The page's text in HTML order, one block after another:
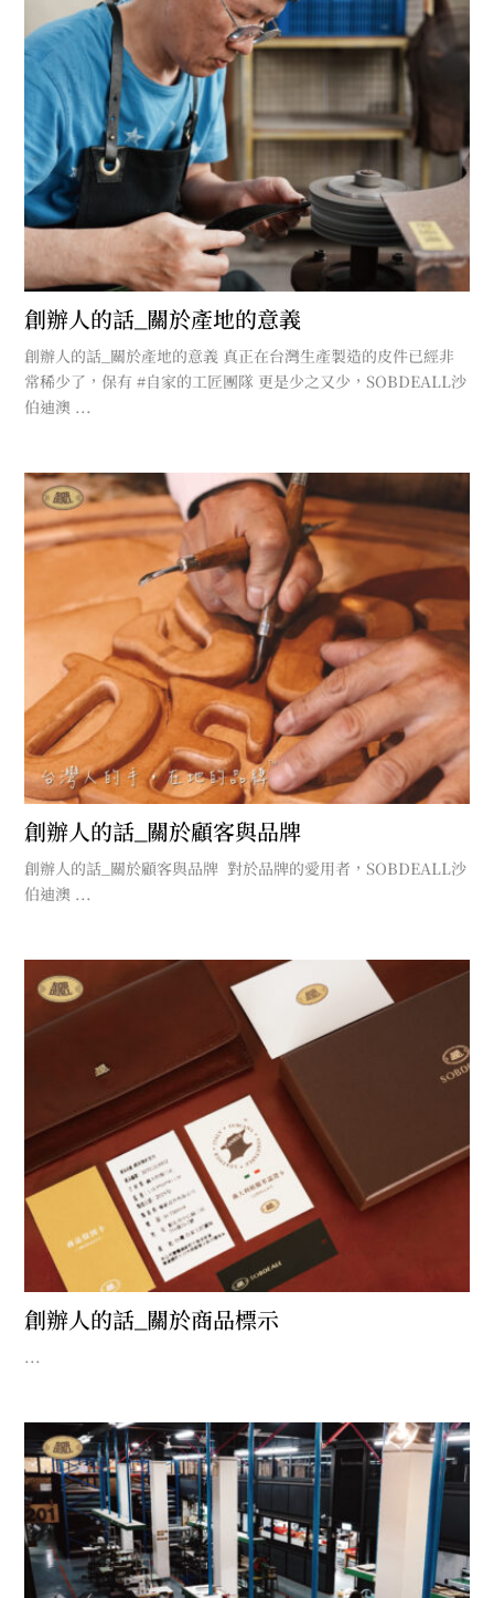
創辦人的話_關於產地的意義
創辦人的話_關於產地的意義 真正在台灣生產製造的皮件已經非
常稀少了，保有 #自家的工匠團隊 更是少之又少，SOBDEALL沙
伯迪澳 ...
創辦人的話_關於顧客與品牌
創辦人的話_關於顧客與品牌 對於品牌的愛用者，SOBDEALL沙
伯迪澳 ...
創辦人的話_關於商品標示
...